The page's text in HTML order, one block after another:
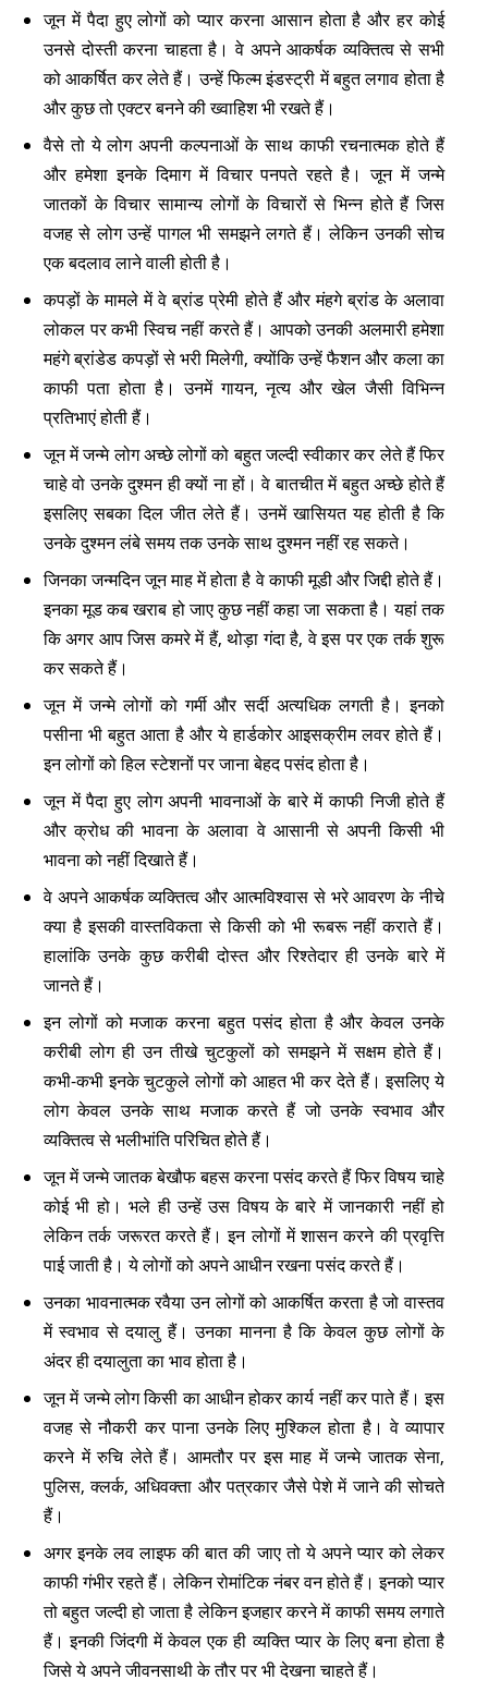
जून में पैदा हुए लोगों को प्यार करना आसान होता है और हर कोई
उनसे दोस्ती करना चाहता है। वे अपने आकर्षक व्यक्तित्व से सभी
को आकर्षित कर लेते हैं। उन्हें फिल्म इंडस्ट्री में बहुत लगाव होता है
और कुछ तो एक्टर बनने की ख्वाहिश भी रखते हैं।
वैसे तो ये लोग अपनी कल्पनाओं के साथ काफी रचनात्मक होते हैं
और हमेशा इनके दिमाग में विचार पनपते रहते है। जून में जन्मे
जातकों के विचार सामान्य लोगों के विचारों से भिन्न होते हैं जिस
वजह से लोग उन्हें पागल भी समझने लगते हैं। लेकिन उनकी सोच
एक बदलाव लाने वाली होती है।
कपड़ों के मामले में वे ब्रांड प्रेमी होते हैं और मंहगे ब्रांड के अलावा
लोकल पर कभी स्विच नहीं करते हैं। आपको उनकी अलमारी हमेशा
महंगे ब्रांडेड कपड़ों से भरी मिलेगी, क्योंकि उन्हें फैशन और कला का
काफी पता होता है। उनमें गायन, नृत्य और खेल जैसी विभिन्न
प्रतिभाएं होती हैं।
जून में जन्मे लोग अच्छे लोगों को बहुत जल्दी स्वीकार कर लेते हैं फिर
चाहे वो उनके दुश्मन ही क्यों ना हों। वे बातचीत में बहुत अच्छे होते हैं
इसलिए सबका दिल जीत लेते हैं। उनमें खासियत यह होती है कि
उनके दुश्मन लंबे समय तक उनके साथ दुश्मन नहीं रह सकते।
जिनका जन्मदिन जून माह में होता है वे काफी मूडी और जिद्दी होते हैं।
इनका मूड कब खराब हो जाए कुछ नहीं कहा जा सकता है। यहां तक
कि अगर आप जिस कमरे में हैं, थोड़ा गंदा है, वे इस पर एक तर्क शुरू
कर सकते हैं।
जून में जन्मे लोगों को गर्मी और सर्दी अत्यधिक लगती है। इनको
पसीना भी बहुत आता है और ये हार्डकोर आइसक्रीम लवर होते हैं।
इन लोगों को हिल स्टेशनों पर जाना बेहद पसंद होता है।
जून में पैदा हुए लोग अपनी भावनाओं के बारे में काफी निजी होते हैं
और क्रोध की भावना के अलावा वे आसानी से अपनी किसी भी
भावना को नहीं दिखाते हैं।
वे अपने आकर्षक व्यक्तित्व और आत्मविश्वास से भरे आवरण के नीचे
क्या है इसकी वास्तविकता से किसी को भी रूबरू नहीं कराते हैं।
हालांकि उनके कुछ करीबी दोस्त और रिश्तेदार ही उनके बारे में
जानते हैं।
इन लोगों को मजाक करना बहुत पसंद होता है और केवल उनके
करीबी लोग ही उन तीखे चुटकुलों को समझने में सक्षम होते हैं।
कभी-कभी इनके चुटकुले लोगों को आहत भी कर देते हैं। इसलिए ये
लोग केवल उनके साथ मजाक करते हैं जो उनके स्वभाव और
व्यक्तित्व से भलीभांति परिचित होते हैं।
जून में जन्मे जातक बेखौफ बहस करना पसंद करते हैं फिर विषय चाहे
कोई भी हो। भले ही उन्हें उस विषय के बारे में जानकारी नहीं हो
लेकिन तर्क जरूरत करते हैं। इन लोगों में शासन करने की प्रवृत्ति
पाई जाती है। ये लोगों को अपने आधीन रखना पसंद करते हैं।
उनका भावनात्मक रवैया उन लोगों को आकर्षित करता है जो वास्तव
में स्वभाव से दयालु हैं। उनका मानना है कि केवल कुछ लोगों के
अंदर ही दयालुता का भाव होता है।
जून में जन्मे लोग किसी का आधीन होकर कार्य नहीं कर पाते हैं। इस
वजह से नौकरी कर पाना उनके लिए मुश्किल होता है। वे व्यापार
करने में रुचि लेते हैं। आमतौर पर इस माह में जन्मे जातक सेना,
पुलिस, क्लर्क, अधिवक्ता और पत्रकार जैसे पेशे में जाने की सोचते
हैं।
अगर इनके लव लाइफ की बात की जाए तो ये अपने प्यार को लेकर
काफी गंभीर रहते हैं। लेकिन रोमांटिक नंबर वन होते हैं। इनको प्यार
तो बहुत जल्दी हो जाता है लेकिन इजहार करने में काफी समय लगाते
हैं। इनकी जिंदगी में केवल एक ही व्यक्ति प्यार के लिए बना होता है
जिसे ये अपने जीवनसाथी के तौर पर भी देखना चाहते हैं।